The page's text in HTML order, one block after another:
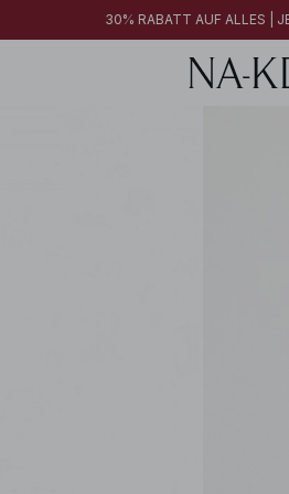
30% RABATT AUF ALLES |